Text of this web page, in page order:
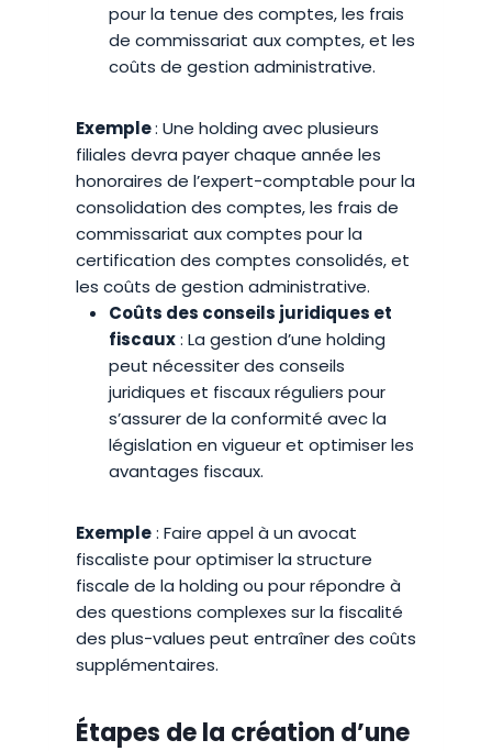
pour la tenue des comptes, les frais
de commissariat aux comptes, et les
coûts de gestion administrative.
Exemple: Une holding avec plusieurs
filiales devra payer chaque année les
honoraires de l’expert-comptable pour la
consolidation des comptes, les frais de
commissariat aux comptes pour la
certification des comptes consolidés, et
les coûts de gestion administrative.
Coûts des conseils juridiques et
fiscaux: La gestion d’une holding
peut nécessiter des conseils
juridiques et fiscaux réguliers pour
s’assurer de la conformité avec la
législation en vigueur et optimiser les
avantages fiscaux.
Exemple: Faire appel à un avocat
fiscaliste pour optimiser la structure
fiscale de la holding ou pour répondre à
des questions complexes sur la fiscalité
des plus-values peut entraîner des coûts
supplémentaires.
Étapes de la création d’une